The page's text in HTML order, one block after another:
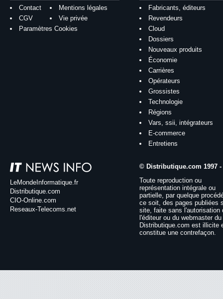
Contact
Mentions légales
CGV
Vie privée
Paramètres Cookies
Fabricants, éditeurs
Revendeurs
Cloud
Dossiers
Nouveaux produits
Économie
Carrières
Opérateurs
Grossistes
Technologie
Régions
Vars, ssii, intégrateurs
E-commerce
Entretiens
LeMondeInformatique.fr
Distributique.com
CIO-Online.com
Reseaux-Telecoms.net
© Distributique.com 1997 -
Toute reproduction ou
représentation intégrale ou
partielle, par quelque
ce soit, des pages publiées
site, faite sans l'autorisation
l'éditeur ou du webmaster
Distributique.com est illicite
constitue une contrefaçon.